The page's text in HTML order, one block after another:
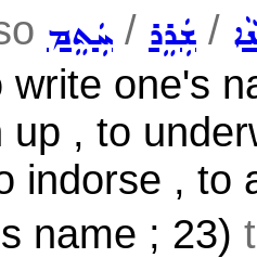
ܚܲܬܸܡ / ܫܲܪܸܪ /
write one's
up , to
indorse , to
name ; 23)